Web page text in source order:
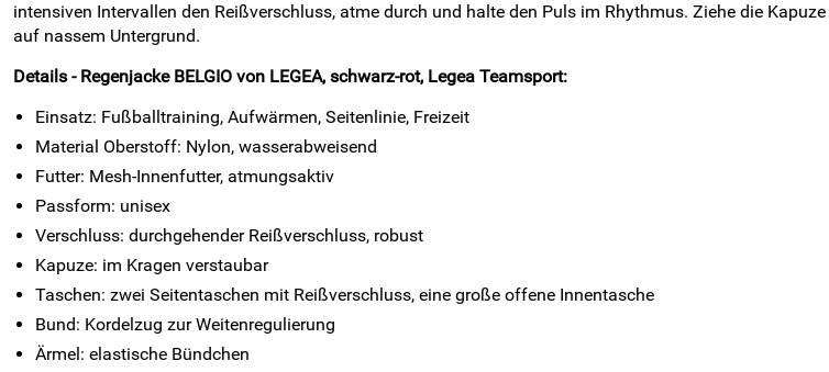
intensiven Intervallen den Reißverschluss, atme durch und halte den Puls im Rhythmus. Ziehe die
auf nassem Untergrund.
Details - Regenjacke BELGIO von LEGEA, schwarz-rot, Legea Teamsport:
Einsatz: Fußballtraining, Aufwärmen, Seitenlinie, Freizeit
Material Oberstoff: Nylon, wasserabweisend
Futter: Mesh-Innenfutter, atmungsaktiv
Passform: unisex
Verschluss: durchgehender Reißverschluss, robust
Kapuze: im Kragen verstaubar
Taschen: zwei Seitentaschen mit Reißverschluss, eine große offene Innentasche
Bund: Kordelzug zur Weitenregulierung
Ärmel: elastische Bündchen